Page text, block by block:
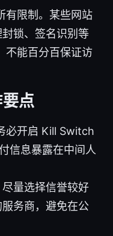
有限制。某些网站
锁、签名识别等
不能百分百保证访
点
必开启 Kill Switch
信息暴露在中间人
量选择信誉较好
务商，避免在公